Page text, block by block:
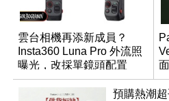
雲台相機再添新成員？
Insta360 Luna Pro 外流照
曝光，改採單鏡頭配置
預購熱潮